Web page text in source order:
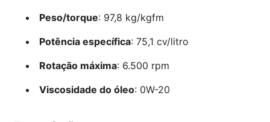
Peso/torque: 97,8 kg/kgfm
Potência específica: 75,1 cv/litro
Rotação máxima: 6.500 rpm
Viscosidade do óleo: 0W-20